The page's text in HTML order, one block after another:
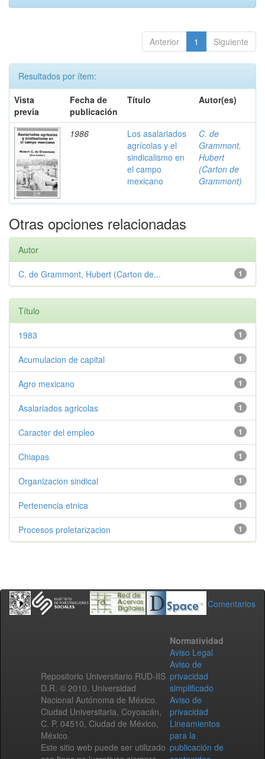
Anterior 1 Siguiente
Resultados por ítem:
Vista
previa
Fecha de
publicación
Título Autor(es)
1986
Los asalariados
agrícolas y el
sindicalismo en
el campo
mexicano
C. de
Grammont,
Hubert
(Carton de
Grammont)
Otras opciones relacionadas
Autor
1
C. de Grammont, Hubert (Carton de...
Título
1
1983
1
Acumulacion de capital
1
Agro mexicano
1
Asalariados agricolas
1
Caracter del empleo
1
Chiapas
1
Organizacion sindical
1
Pertenencia etnica
1
Procesos proletarizacion
Comentarios
Repositorio Universitario RUD-IIS
D.R. © 2010. Universidad
Nacional Autónoma de México.
Ciudad Universitaria, Coyoacán,
C. P. 04510, Ciudad de México,
México.
Este sitio web puede ser utilizado
Normatividad
Aviso Legal
Aviso de
privacidad
simplificado
Aviso de
privacidad
Lineamientos
para la
publicación de